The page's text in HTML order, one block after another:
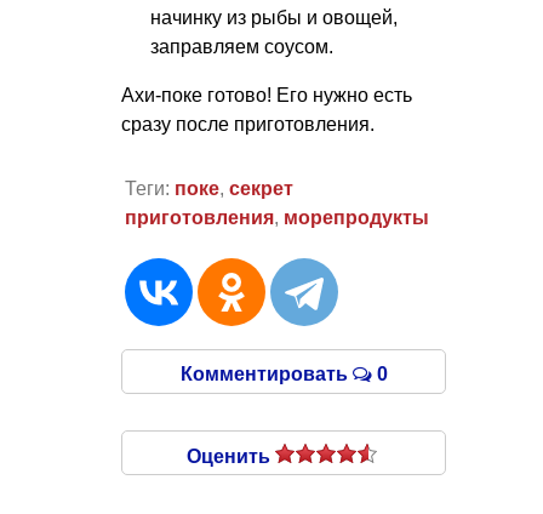
начинку из рыбы и овощей,
заправляем соусом.
Ахи-поке готово! Его нужно есть
сразу после приготовления.
Теги: поке, секрет
приготовления, морепродукты
Комментировать 0
Оценить